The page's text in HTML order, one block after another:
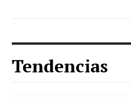
Tendencias